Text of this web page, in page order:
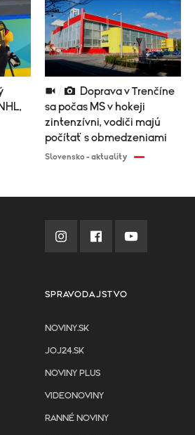
sa počas MS v hokeji
zintenzívni, vodiči majú
počítať s obmedzeniami
Slovensko - aktuality
SPRAVODAJSTVO
NOVINY.SK
JOJ24.SK
NOVINY PLUS
VIDEONOVINY
RANNÉ NOVINY